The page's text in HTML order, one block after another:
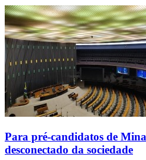
Para pré-candidatos de
desconectado da sociedade